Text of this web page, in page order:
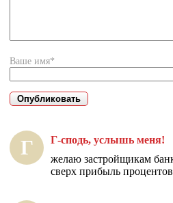
Ваше имя*
Г Г-сподь, услышь меня!
желаю застройщикам
сверх прибыль